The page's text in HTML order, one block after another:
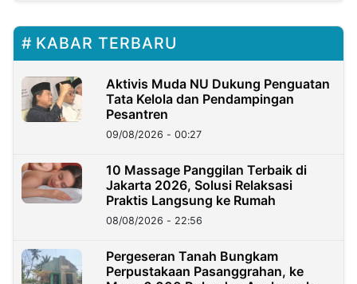
KABAR TERBARU
Aktivis Muda NU Dukung Penguatan
Tata Kelola dan Pendampingan
Pesantren
09/08/2026 - 00:27
10 Massage Panggilan Terbaik di
Jakarta 2026, Solusi Relaksasi
Praktis Langsung ke Rumah
08/08/2026 - 22:56
Pergeseran Tanah Bungkam
Perpustakaan Pasanggrahan, ke